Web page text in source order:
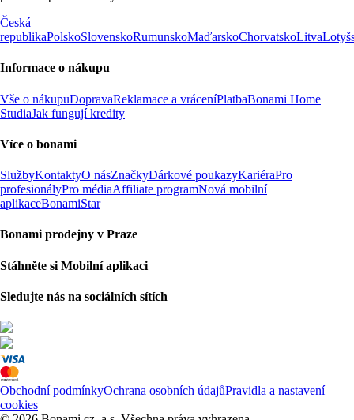
Česká
republikaPolskoSlovenskoRumunskoMaďarskoChorvatskoLitva
Informace o nákupu
Vše o nákupuDopravaReklamace a vráceníPlatbaBonami Home
StudiaJak fungují kredity
Více o bonami
SlužbyKontaktyO násZnačkyDárkové poukazyKariéraPro
profesionályPro médiaAffiliate programNová mobilní
aplikaceBonamiStar
Bonami prodejny v Praze
Stáhněte si Mobilní aplikaci
Sledujte nás na sociálních sítích
Obchodní podmínkyOchrana osobních údajůPravidla a nastavení
cookies